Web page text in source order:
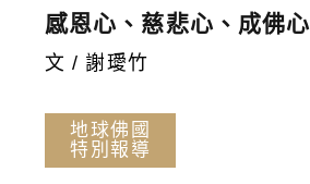
感恩心、慈悲心、成佛心
文 / 謝璦竹
地球佛國
特別報導